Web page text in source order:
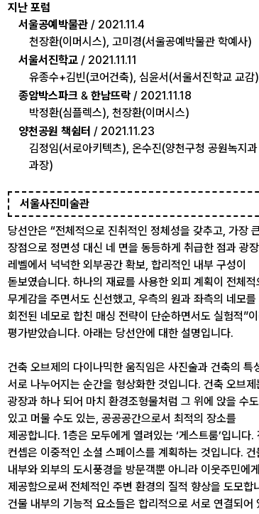
지난 포럼
서울공예박물관 / 2021.11.4
천장환(이머시스), 고미경(서울공예박물관 학예사)
서울서진학교 / 2021.11.11
유종수+김빈(코어건축), 심윤서(서울서진학교 교감)
종암박스파크 & 한남뜨락 / 2021.11.18
박정환(심플렉스), 천장환(이머시스)
양천공원 책쉼터 / 2021.11.23
김정임(서로아키텍츠), 온수진(양천구청 공원녹지과
과장)
서울사진미술관
당선안은 “전체적으로 진취적인 정체성을 갖추고, 가장
장점으로 정면성 대신 네 면을 동등하게 취급한 점과 광장
레벨에서 넉넉한 외부공간 확보, 합리적인 내부 구성이
돋보였습니다. 하나의 재료를 사용한 외피 계획이 전체적
무게감을 주면서도 신선했고, 우측의 원과 좌측의 네모를
회전된 네모로 합친 매싱 전략이 단순하면서도 실험적”
평가받았습니다. 아래는 당선안에 대한 설명입니다.
건축 오브제의 다이나믹한 움직임은 사진술과 건축의 특
서로 나누어지는 순간을 형상화한 것입니다. 건축 오브제
광장과 하나 되어 마치 환경조형물처럼 그 위에 앉을 수도
있고 머물 수도 있는, 공공공간으로서 최적의 장소를
제공합니다. 1층은 모두에게 열려있는 ‘게스트룸’입니다.
컨셉은 이중적인 소셜 스페이스를 계획하는 것입니다. 건
내부와 외부의 도시풍경을 방문객뿐 아니라 이웃주민에
제공함으로써 전체적인 주변 환경의 질적 향상을 도모합
건물 내부의 기능적 요소들은 합리적으로 서로 연결되어